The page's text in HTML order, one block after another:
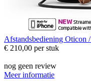
Afstandsbediening Oticon
€ 210,00 per stuk
nog geen review
Meer informatie